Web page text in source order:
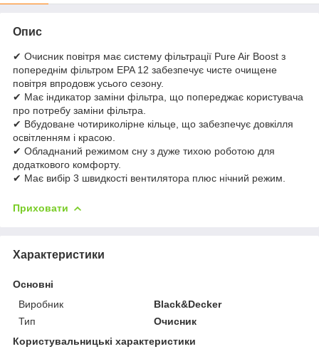
Опис
✔ Очисник повітря має систему фільтрації Pure Air Boost з
попереднім фільтром EPA 12 забезпечує чисте очищене
повітря впродовж усього сезону.
✔ Має індикатор заміни фільтра, що попереджає користувача
про потребу заміни фільтра.
✔ Вбудоване чотириколірне кільце, що забезпечує довкілля
освітленням і красою.
✔ Обладнаний режимом сну з дуже тихою роботою для
додаткового комфорту.
✔ Має вибір 3 швидкості вентилятора плюс нічний режим.
Приховати
Характеристики
Основні
Виробник
Black&Decker
Тип
Очисник
Користувальницькі характеристики